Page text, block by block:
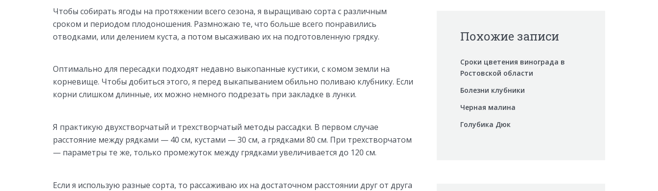
Чтобы собирать ягоды на протяжении всего сезона, я выращиваю сорта с различным
сроком и периодом плодоношения. Размножаю те, что больше всего понравились
отводками, или делением куста, а потом высаживаю их на подготовленную грядку.
Оптимально для пересадки подходят недавно выкопанные кустики, с комом земли на
корневище. Чтобы добиться этого, я перед выкапыванием обильно поливаю клубнику. Если
корни слишком длинные, их можно немного подрезать при закладке в лунки.
Я практикую двухстворчатый и трехстворчатый методы рассадки. В первом случае
расстояние между рядками — 40 см, кустами — 30 см, а грядками 80 см. При трехстворчатом
— параметры те же, только промежуток между грядками увеличивается до 120 см.
Если я использую разные сорта, то рассаживаю их на достаточном расстоянии друг от друга
Похожие записи
Сроки цветения винограда в
Ростовской области
Болезни клубники
Черная малина
Голубика Дюк